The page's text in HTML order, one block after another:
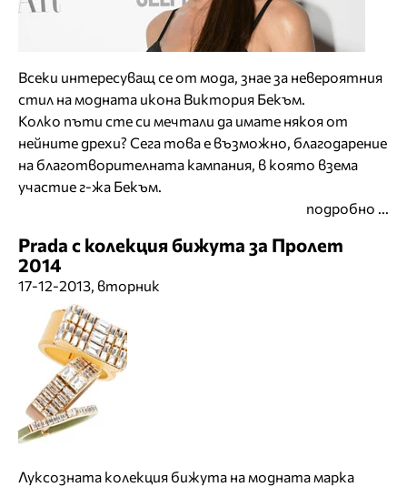
Всеки интересуващ се от мода, знае за невероятния
стил на модната икона Виктория Бекъм.
Колко пъти сте си мечтали да имате някоя от
нейните дрехи? Сега това е възможно, благодарение
на благотворителната кампания, в която взема
участие г-жа Бекъм.
подробно ...
Prada с колекция бижута за Пролет
2014
17-12-2013, вторник
Луксозната колекция бижута на модната марка